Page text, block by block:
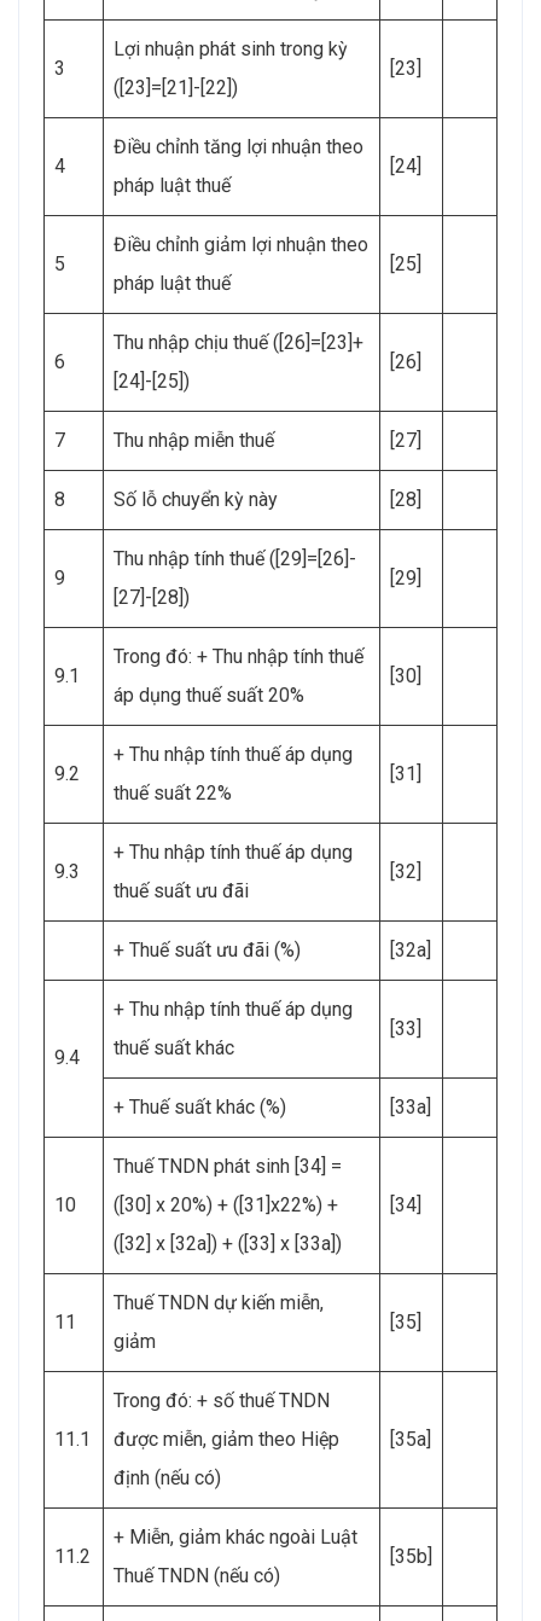
3
Lợi nhuận phát sinh trong kỳ
([23]=[21]-[22])
[23]
4
Điều chỉnh tăng lợi nhuận theo
pháp luật thuế
[24]
5
Điều chỉnh giảm lợi nhuận theo
pháp luật thuế
[25]
6
Thu nhập chịu thuế ([26]=[23]+
[24]-[25])
[26]
7 Thu nhập miễn thuế [27]
8 Số lỗ chuyển kỳ này [28]
9
Thu nhập tính thuế ([29]=[26]-
[27]-[28])
[29]
9.1
Trong đó: + Thu nhập tính thuế
áp dụng thuế suất 20%
[30]
9.2
+ Thu nhập tính thuế áp dụng
thuế suất 22%
[31]
9.3
+ Thu nhập tính thuế áp dụng
thuế suất ưu đãi
[32]
+ Thuế suất ưu đãi (%) [32a]
9.4
+ Thu nhập tính thuế áp dụng
thuế suất khác
[33]
+ Thuế suất khác (%) [33a]
10
Thuế TNDN phát sinh [34] =
([30] x 20%) + ([31]x22%) +
([32] x [32a]) + ([33] x [33a])
[34]
11
Thuế TNDN dự kiến miễn,
giảm
[35]
11.1
Trong đó: + số thuế TNDN
được miễn, giảm theo Hiệp
định (nếu có)
[35a]
11.2
+ Miễn, giảm khác ngoài Luật
Thuế TNDN (nếu có)
[35b]